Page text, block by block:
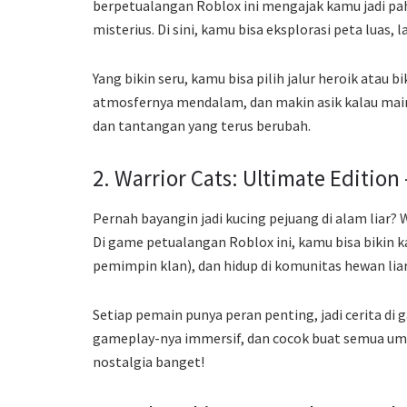
berpetualangan Roblox ini mengajak kamu jadi
misterius. Di sini, kamu bisa eksplorasi peta
Yang bikin seru, kamu bisa pilih jalur heroik atau
atmosfernya mendalam, dan makin asik kalau
dan tantangan yang terus berubah.
2. Warrior Cats: Ultimate
Pernah bayangin jadi kucing pejuang di alam
Di game petualangan Roblox ini, kamu bisa
pemimpin klan), dan hidup di komunitas hewan
Setiap pemain punya peran penting, jadi cerita di
gameplay-nya immersif, dan cocok buat semua
nostalgia banget!